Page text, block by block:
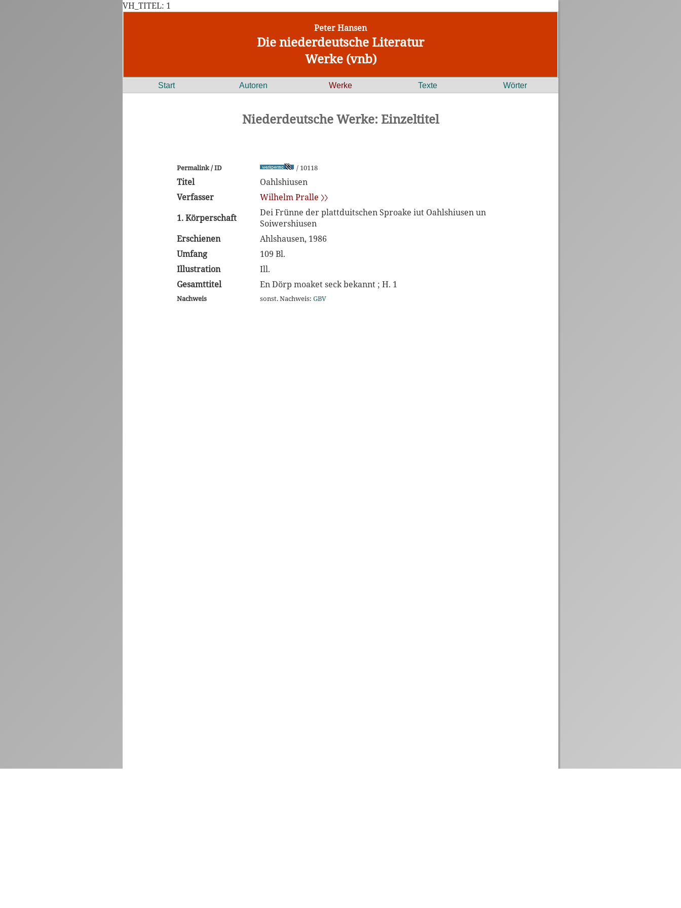
VH_TITEL: 1
Peter Hansen
Die niederdeutsche Literatur
Werke (vnb)
Start Autoren Werke Texte Wörter
Niederdeutsche Werke: Einzeltitel
Permalink / ID / 10118
Titel
Oahlshiusen
Verfasser
Wilhelm Pralle 〉〉
1. Körperschaft
Dei Frünne der plattduitschen Sproake iut Oahlshiusen un
Soiwershiusen
Erschienen
Ahlshausen, 1986
Umfang
109 Bl.
Illustration
Ill.
Gesamttitel
En Dörp moaket seck bekannt ; H. 1
Nachweis sonst. Nachweis: GBV